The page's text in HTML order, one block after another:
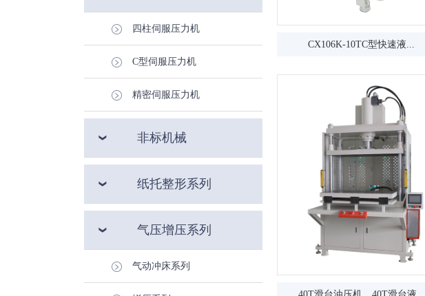
四柱伺服压力机
C型伺服压力机
精密伺服压力机
非标机械
纸托整形系列
气压增压系列
气动冲床系列
CX106K-10TC型快速液...